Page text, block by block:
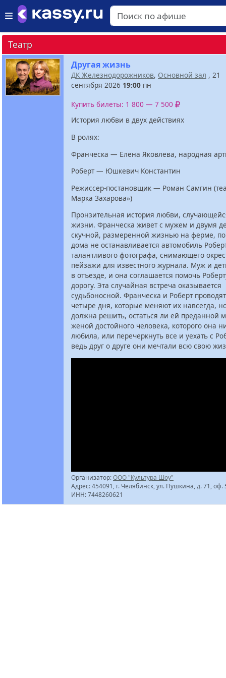
Театр
Другая жизнь
ДК Железнодорожников, Основной зал , 21
сентября 2026 19:00 пн
Купить билеты: 1 800 — 7 500
История любви в двух действиях
В ролях:
Франческа — Елена Яковлева, народная
Роберт — Юшкевич Константин
Режиссер-постановщик — Роман Самгин
Марка Захарова»)
Пронзительная история любви,
жизни. Франческа живет с мужем и двумя
скучной, размеренной жизнью на ферме,
дома не останавливается автомобиль
талантливого фотографа, снимающего
пейзажи для известного журнала. Муж и
в отъезде, и она соглашается помочь
дорогу. Эта случайная встреча оказывается
судьбоносной. Франческа и Роберт
четыре дня, которые меняют их навсегда,
должна решить, остаться ли ей преданной
женой достойного человека, которого она
любила, или перечеркнуть все и уехать с
ведь друг о друге они мечтали всю свою
Организатор:ООО "Культура Шоу"
Адрес: 454091, г. Челябинск, ул. Пушкина, д. 71, оф.
ИНН: 7448260621